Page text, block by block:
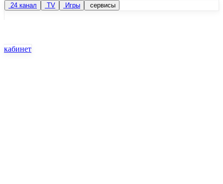
24 канал
TV Игры сервисы
кабинет